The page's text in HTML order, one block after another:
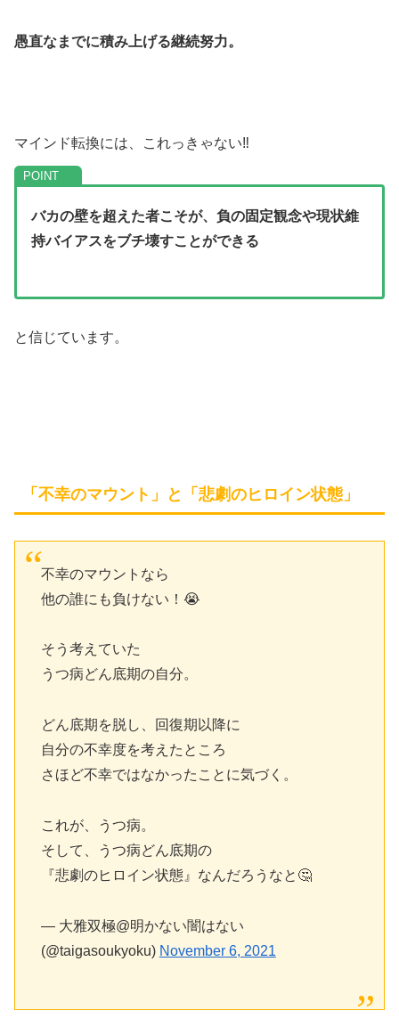
愚直なまでに積み上げる継続努力。
マインド転換には、これっきゃない‼
バカの壁を超えた者こそが、負の固定観念や現状維
持バイアスをブチ壊すことができる
と信じています。
「不幸のマウント」と「悲劇のヒロイン状態」
不幸のマウントなら
他の誰にも負けない！😭
そう考えていた
うつ病どん底期の自分。
どん底期を脱し、回復期以降に
自分の不幸度を考えたところ
さほど不幸ではなかったことに気づく。
これが、うつ病。
そして、うつ病どん底期の
『悲劇のヒロイン状態』なんだろうなと🤔
— 大雅双極@明かない闇はない
(@taigasoukyoku) November 6, 2021